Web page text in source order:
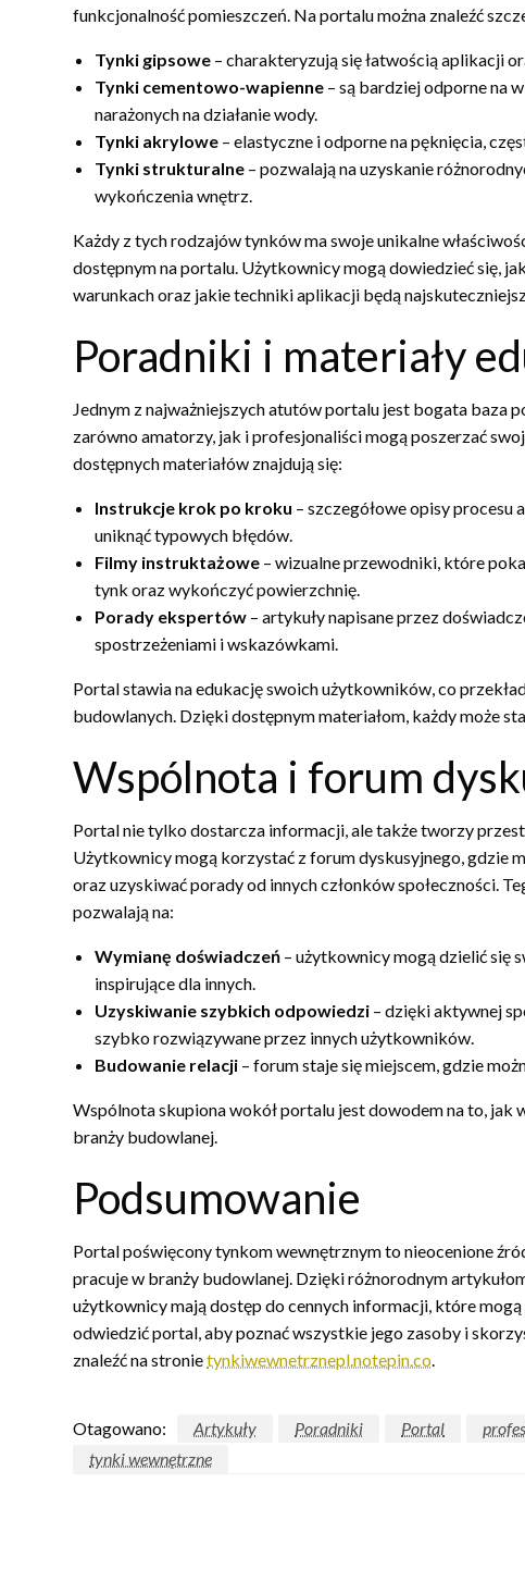
funkcjonalność pomieszczeń. Na portalu można znaleźć
Tynki gipsowe – charakteryzują się łatwością aplikacji
Tynki cementowo-wapienne – są bardziej odporne na
narażonych na działanie wody.
Tynki akrylowe – elastyczne i odporne na pęknięcia,
Tynki strukturalne – pozwalają na uzyskanie
wykończenia wnętrz.
Każdy z tych rodzajów tynków ma swoje unikalne
dostępnym na portalu. Użytkownicy mogą dowiedzieć się,
warunkach oraz jakie techniki aplikacji będą
Poradniki i materiały
Jednym z najważniejszych atutów portalu jest bogata baza
zarówno amatorzy, jak i profesjonaliści mogą poszerzać
dostępnych materiałów znajdują się:
Instrukcje krok po kroku – szczegółowe opisy
uniknąć typowych błędów.
Filmy instruktażowe – wizualne przewodniki, które
tynk oraz wykończyć powierzchnię.
Porady ekspertów – artykuły napisane przez
spostrzeżeniami i wskazówkami.
Portal stawia na edukację swoich użytkowników, co
budowlanych. Dzięki dostępnym materiałom, każdy może
Wspólnota i forum
Portal nie tylko dostarcza informacji, ale także tworzy
Użytkownicy mogą korzystać z forum dyskusyjnego, gdzie
oraz uzyskiwać porady od innych członków społeczności.
pozwalają na:
Wymianę doświadczeń – użytkownicy mogą dzielić się
inspirujące dla innych.
Uzyskiwanie szybkich odpowiedzi – dzięki aktywnej
szybko rozwiązywane przez innych użytkowników.
Budowanie relacji – forum staje się miejscem, gdzie
Wspólnota skupiona wokół portalu jest dowodem na to, jak
branży budowlanej.
Podsumowanie
Portal poświęcony tynkom wewnętrznym to nieocenione
pracuje w branży budowlanej. Dzięki różnorodnym
użytkownicy mają dostęp do cennych informacji, które
odwiedzić portal, aby poznać wszystkie jego zasoby i
znaleźć na stronietynkiwewnetrznepl.notepin.co.
Otagowano: Artykuły Poradniki Portal
tynki wewnętrzne